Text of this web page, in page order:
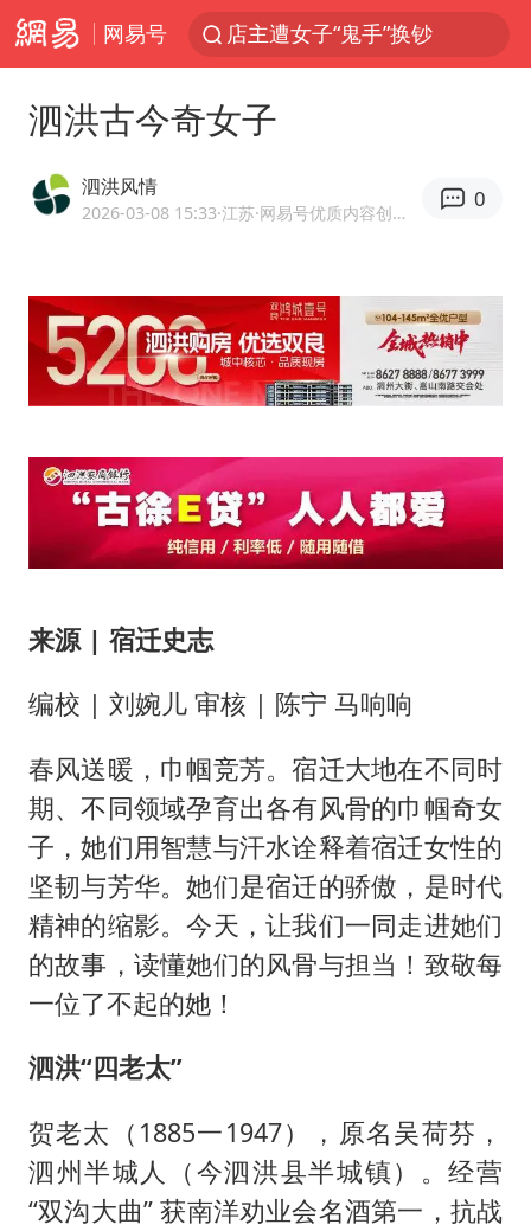
网易号
美国退回1000亿美元关税
顾客结账把钱扔地上 服务员霸气扔回
“天津之眼”摩天轮附近2人落水
41岁女子为鼓励女儿考上985研究生
香港殿堂级填词人黎彼得因病离世 终年76岁
南太行山失联女孩最后信号不在山林
李亚鹏向地铁吐血女孩捐99999元
泗洪古今奇女子
泗洪风情
2026-03-08 15:33·江苏 ·网易号优质内容创作者
0
来源 | 宿迁史志
编校 | 刘婉儿 审核 | 陈宁 马响响
春风送暖，巾帼竞芳。宿迁大地在不同时
期、不同领域孕育出各有风骨的巾帼奇女
子，她们用智慧与汗水诠释着宿迁女性的
坚韧与芳华。她们是宿迁的骄傲，是时代
精神的缩影。今天，让我们一同走进她们
的故事，读懂她们的风骨与担当！致敬每
一位了不起的她！
泗洪“四老太”
贺老太（1885一1947），原名吴荷芬，
泗州半城人（今泗洪县半城镇）。经营
“双沟大曲” 获南洋劝业会名酒第一，抗战